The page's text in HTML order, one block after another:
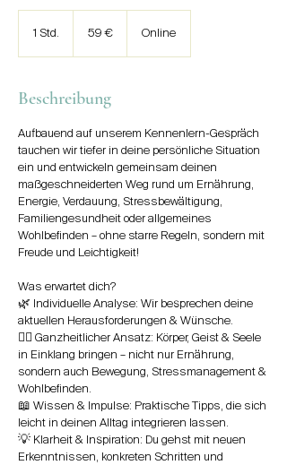
1 Std. 59 € Online
Beschreibung
Aufbauend auf unserem Kennenlern-Gespräch
tauchen wir tiefer in deine persönliche Situation
ein und entwickeln gemeinsam deinen
maßgeschneiderten Weg rund um Ernährung,
Energie, Verdauung, Stressbewältigung,
Familiengesundheit oder allgemeines
Wohlbefinden – ohne starre Regeln, sondern mit
Freude und Leichtigkeit!
Was erwartet dich?
🌿 Individuelle Analyse: Wir besprechen deine
aktuellen Herausforderungen & Wünsche.
🧘‍♀️ Ganzheitlicher Ansatz: Körper, Geist & Seele
in Einklang bringen – nicht nur Ernährung,
sondern auch Bewegung, Stressmanagement &
Wohlbefinden.
📖 Wissen & Impulse: Praktische Tipps, die sich
leicht in deinen Alltag integrieren lassen.
💡 Klarheit & Inspiration: Du gehst mit neuen
Erkenntnissen, konkreten Schritten und